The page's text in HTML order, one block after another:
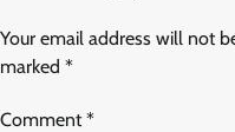
Your email address will not
marked *
Comment*